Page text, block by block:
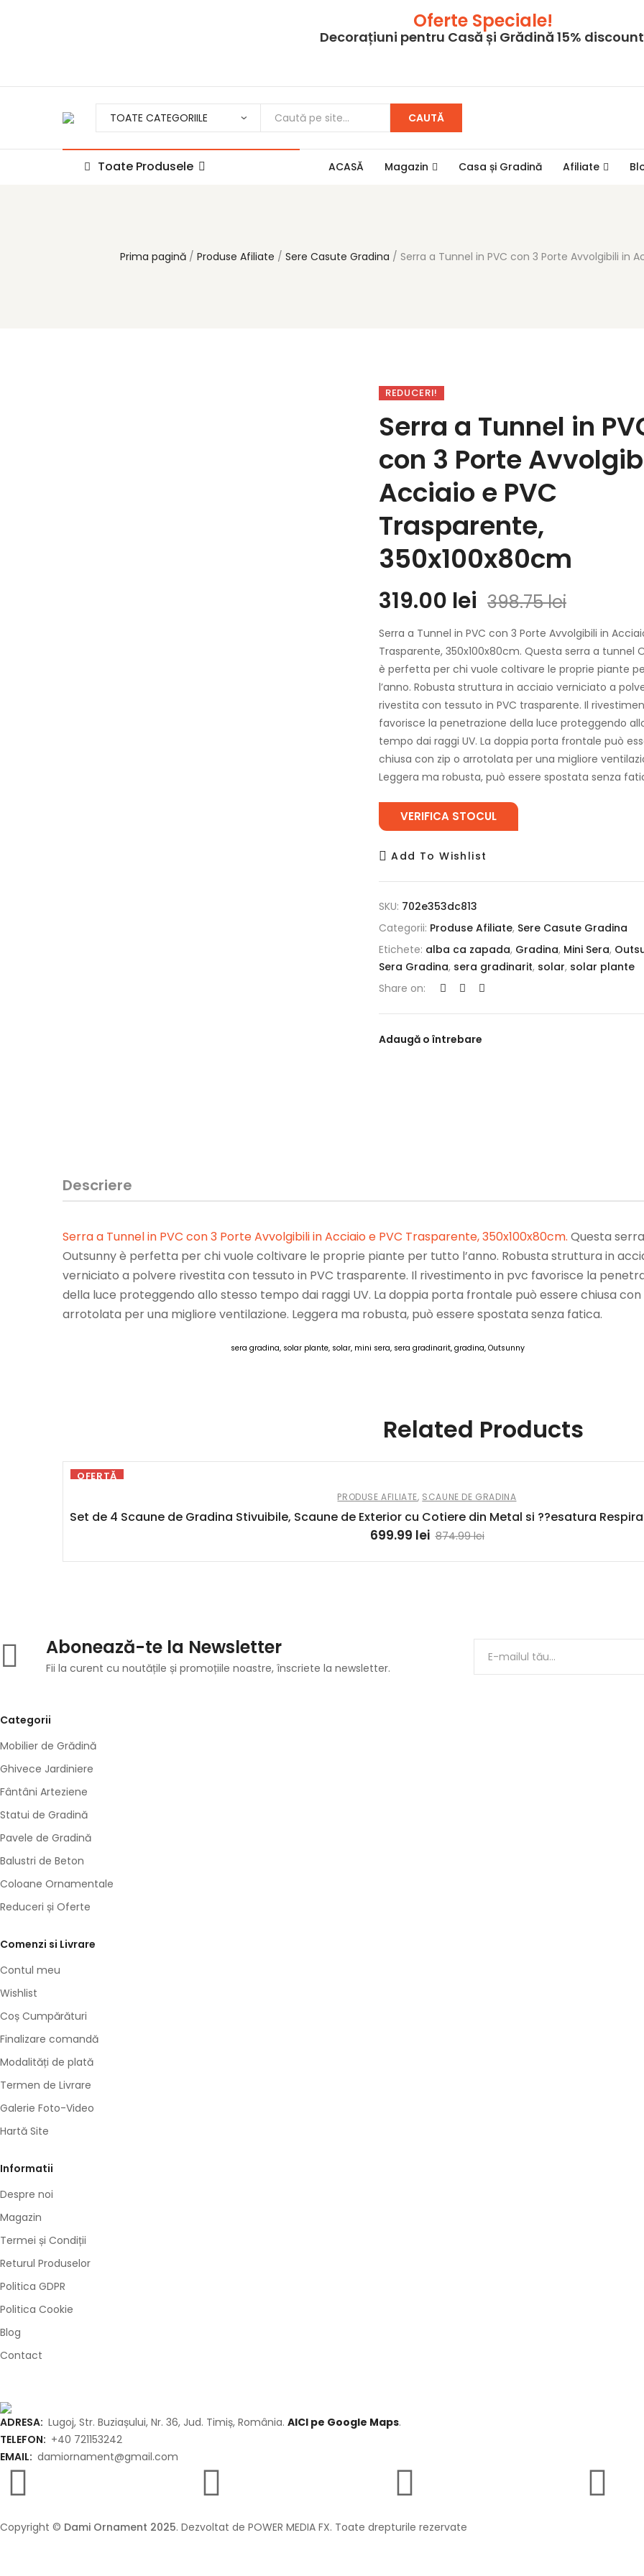
Oferte Speciale!
Decorațiuni pentru Casă și Grădină 15%
CAUTĂ
Toate Produsele ACASĂ Magazin Casa și Gradină Afiliate
Prima pagină Produse Afiliate Sere Casute Gradina Serra a Tunnel in PVC con 3 Porte Avvolgibili in
REDUCERI!
Serra a Tunnel in
con 3 Porte
Acciaio e PVC
Trasparente,
350x100x80cm
398.75lei
319.00 lei
Serra a Tunnel in PVC con 3 Porte Avvolgibili in
Trasparente, 350x100x80cm. Questa serra a tunnel
è perfetta per chi vuole coltivare le proprie piante
l’anno. Robusta struttura in acciaio verniciato a
rivestita con tessuto in PVC trasparente. Il
favorisce la penetrazione della luce proteggendo
tempo dai raggi UV. La doppia porta frontale può
chiusa con zip o arrotolata per una migliore
Leggera ma robusta, può essere spostata senza
VERIFICA STOCUL
Add To Wishlist
SKU: 702e353dc813
Categorii: Produse Afiliate, Sere Casute Gradina
Etichete: alba ca zapada, Gradina, Mini Sera,
Sera Gradina, sera gradinarit, solar, solar plante
Share on:
Adaugă o întrebare
Descriere
Serra a Tunnel in PVC con 3 Porte Avvolgibili in Acciaio e PVC Trasparente, 350x100x80cm. Questa
Outsunny è perfetta per chi vuole coltivare le proprie piante per tutto l’anno. Robusta struttura in
verniciato a polvere rivestita con tessuto in PVC trasparente. Il rivestimento in pvc favorisce la
della luce proteggendo allo stesso tempo dai raggi UV. La doppia porta frontale può essere chiusa con
arrotolata per una migliore ventilazione. Leggera ma robusta, può essere spostata senza fatica.
sera gradina, solar plante, solar, mini sera, sera gradinarit, gradina, Outsunny
Related Products
OFERTĂ
PRODUSE AFILIATE, SCAUNE DE GRADINA
Set de 4 Scaune de Gradina Stivuibile, Scaune de Exterior cu Cotiere din Metal si ??esatura
874.99lei
699.99 lei
Abonează-te la Newsletter
Fii la curent cu noutățile și promoțiile noastre, înscriete la newsletter.
Categorii
Mobilier de Grădină
Ghivece Jardiniere
Fântâni Arteziene
Statui de Gradină
Pavele de Gradină
Balustri de Beton
Coloane Ornamentale
Reduceri și Oferte
Comenzi si Livrare
Contul meu
Wishlist
Coș Cumpărături
Finalizare comandă
Modalități de plată
Termen de Livrare
Galerie Foto-Video
Hartă Site
Informatii
Despre noi
Magazin
Termei și Condiții
Returul Produselor
Politica GDPR
Politica Cookie
Blog
Contact
ADRESA: Lugoj, Str. Buziașului, Nr. 36, Jud. Timiș, România. AICI pe Google Maps.
TELEFON: +40 721153242
EMAIL: damiornament@gmail.com
Copyright © Dami Ornament 2025. Dezvoltat de POWER MEDIA FX. Toate drepturile rezervate